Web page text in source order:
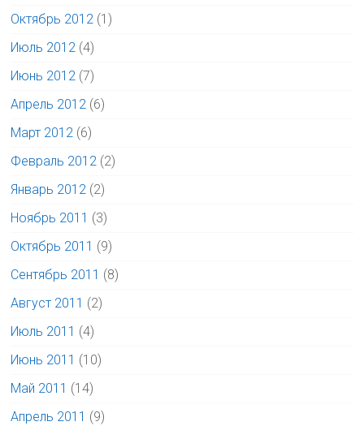
Октябрь 2012 (1)
Июль 2012 (4)
Июнь 2012 (7)
Апрель 2012 (6)
Март 2012 (6)
Февраль 2012 (2)
Январь 2012 (2)
Ноябрь 2011 (3)
Октябрь 2011 (9)
Сентябрь 2011 (8)
Август 2011 (2)
Июль 2011 (4)
Июнь 2011 (10)
Май 2011 (14)
Апрель 2011 (9)